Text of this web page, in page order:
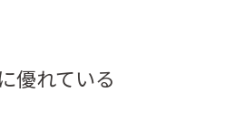
優れている